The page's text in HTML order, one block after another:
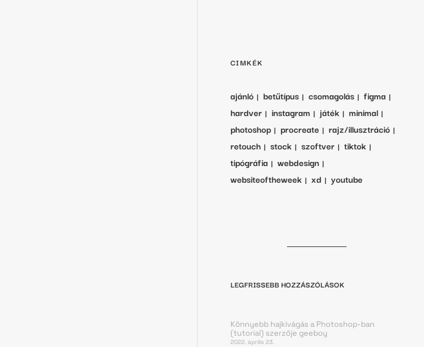
CIMKÉK
ajánló betűtípus csomagolás
figma
hardver
instagram játék
minimal
photoshop
procreate
rajz/illusztráció
retouch
stock szoftver
tiktok
tipógráfia
webdesign
websiteoftheweek
xd youtube
LEGFRISSEBB HOZZÁSZÓLÁSOK
Könnyebb hajkivágás a Photoshop-ban
(tutorial) szerzője geeboy
2022. április 23.